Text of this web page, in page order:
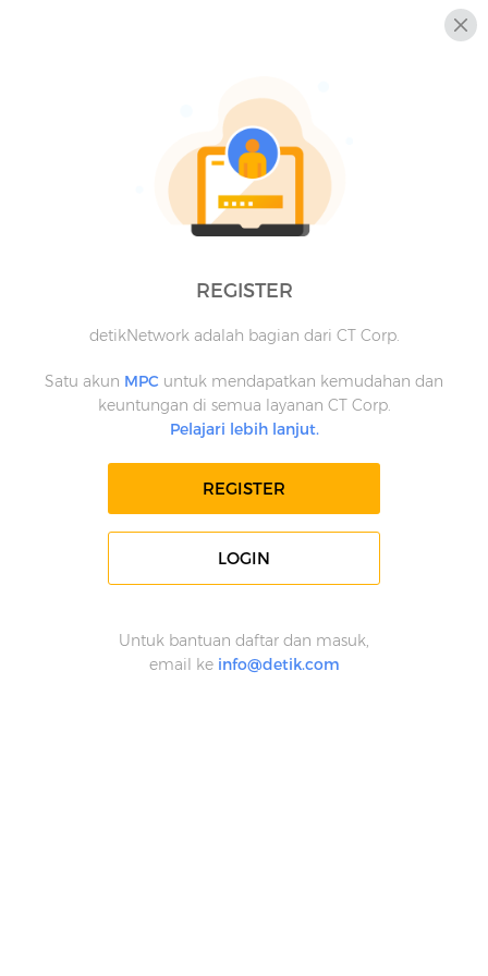
REGISTER
detikNetwork adalah bagian dari CT Corp.
Satu akun MPC untuk mendapatkan kemudahan dan
keuntungan di semua layanan CT Corp.
Pelajari lebih lanjut.
REGISTER
LOGIN
Untuk bantuan daftar dan masuk,
email ke info@detik.com